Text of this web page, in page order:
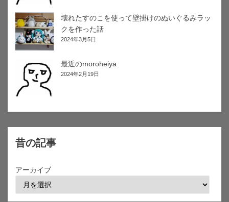
壊れたすのこを使って壁掛けのぬいぐるみラッ
クを作った話
2024年3月5日
最近のmoroheiya
2024年2月19日
昔の記事
アーカイブ